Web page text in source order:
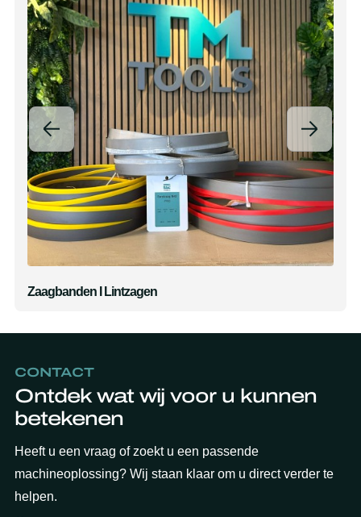
Zaagbanden I Lintzagen
CONTACT
Ontdek wat wij voor u kunnen
betekenen
Heeft u een vraag of zoekt u een passende
machineoplossing? Wij staan klaar om u direct verder te
helpen.